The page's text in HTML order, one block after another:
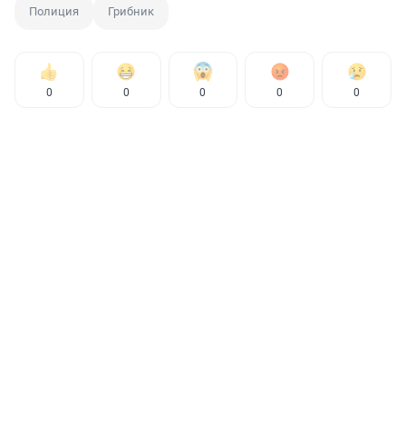
Полиция Грибник
0 0 0 0 0